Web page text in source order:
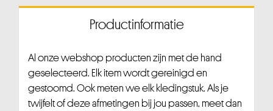
Productinformatie
Al onze webshop producten zijn met de hand
geselecteerd. Elk item wordt gereinigd en
gestoomd. Ook meten we elk kledingstuk. Als je
twijfelt of deze afmetingen bij jou passen, meet dan